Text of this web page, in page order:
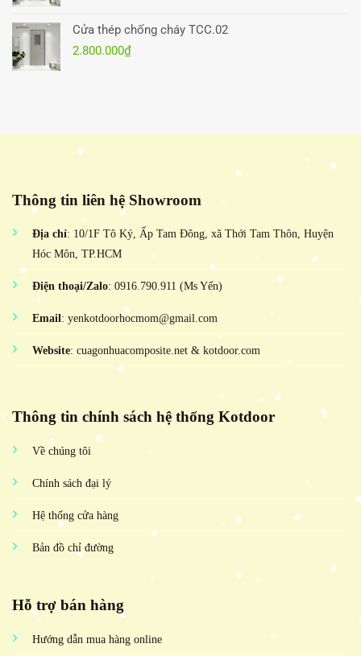
Cửa thép chống cháy TCC.02
2.800.000₫
Thông tin liên hệ Showroom
Địa chỉ: 10/1F Tô Ký, Ấp Tam Đông, xã Thới Tam Thôn, Huyện
Hóc Môn, TP.HCM
Điện thoại/Zalo: 0916.790.911 (Ms Yến)
Email: yenkotdoorhocmom@gmail.com
Website: cuagonhuacomposite.net & kotdoor.com
Thông tin chính sách hệ thống Kotdoor
Về chúng tôi
Chính sách đại lý
Hệ thống cửa hàng
Bản đồ chỉ đường
Hỗ trợ bán hàng
Hướng dẫn mua hàng online